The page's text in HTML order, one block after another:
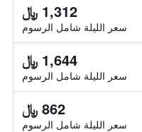
1,312 ﷼
سعر الليلة شامل الرسوم
1,644 ﷼
سعر الليلة شامل الرسوم
862 ﷼
سعر الليلة شامل الرسوم